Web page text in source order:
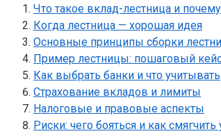
Что такое вклад-лестница и
Когда лестница — хорошая идея
Основные принципы сборки
Пример лестницы: пошаговый
Как выбрать банки и что учитывать
Страхование вкладов и лимиты
Налоговые и правовые аспекты
Риски: чего бояться и как